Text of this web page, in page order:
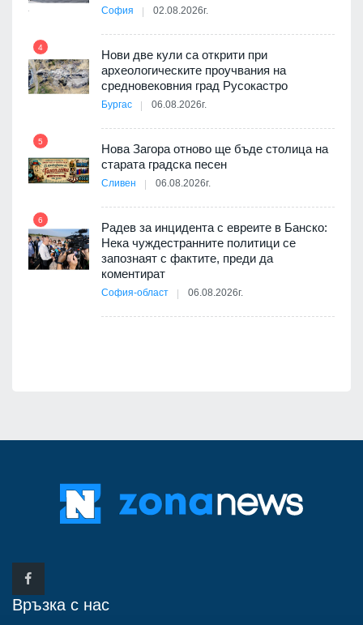
София 02.08.2026г.
4
Нови две кули са открити при
археологическите проучвания на
средновековния град Русокастро
Бургас 06.08.2026г.
5
Нова Загора отново ще бъде столица на
старата градска песен
Сливен 06.08.2026г.
6
Радев за инцидента с евреите в Банско:
Нека чуждестранните политици се
запознаят с фактите, преди да
коментират
София-област 06.08.2026г.
Връзка с нас